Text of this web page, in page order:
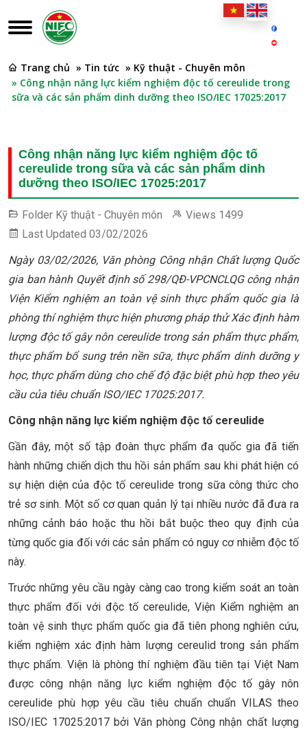
Trang chủ » Tin tức » Kỹ thuật - Chuyên môn
» Công nhận năng lực kiểm nghiệm độc tố cereulide trong
sữa và các sản phẩm dinh dưỡng theo ISO/IEC 17025:2017
Công nhận năng lực kiểm nghiệm độc tố
cereulide trong sữa và các sản phẩm dinh
dưỡng theo ISO/IEC 17025:2017
Folder Kỹ thuật - Chuyên môn Views 1499
Last Updated 03/02/2026
Ngày 03/02/2026, Văn phòng Công nhận Chất lượng Quốc
gia ban hành Quyết định số 298/QĐ-VPCNCLQG công nhận
Viện Kiểm nghiệm an toàn vệ sinh thực phẩm quốc gia là
phòng thí nghiệm thực hiện phương pháp thử Xác định hàm
lượng độc tố gây nôn cereulide trong sản phẩm thực phẩm,
thực phẩm bổ sung trên nền sữa, thực phẩm dinh dưỡng y
học, thực phẩm dùng cho chế độ đặc biệt phù hợp theo yêu
cầu của tiêu chuẩn ISO/IEC 17025:2017.
Công nhận năng lực kiểm nghiệm độc tố cereulide
Gần đây, một số tập đoàn thực phẩm đa quốc gia đã tiến
hành những chiến dịch thu hồi sản phẩm sau khi phát hiện có
sự hiện diện của độc tố cereulide trong sữa công thức cho
trẻ sơ sinh. Một số cơ quan quản lý tại nhiều nước đã đưa ra
những cảnh báo hoặc thu hồi bắt buộc theo quy định của
từng quốc gia đối với các sản phẩm có nguy cơ nhiễm độc tố
này.
Trước những yêu cầu ngày càng cao trong kiểm soát an toàn
thực phẩm đối với độc tố cereulide, Viện Kiểm nghiệm an
toàn vệ sinh thực phẩm quốc gia đã tiên phong nghiên cứu,
kiểm nghiệm xác định hàm lượng cereulid trong sản phẩm
thực phẩm. Viện là phòng thí nghiệm đầu tiên tại Việt Nam
được công nhận năng lực kiểm nghiệm độc tố gây nôn
cereulide phù hợp yêu cầu tiêu chuẩn chuẩn VILAS theo
ISO/IEC 17025:2017 bởi Văn phòng Công nhận chất lượng